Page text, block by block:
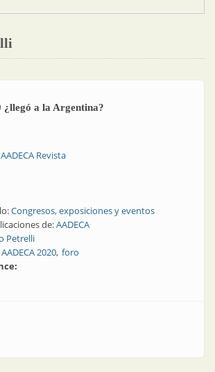
¿llegó a la Argentina?
AADECA Revista
Congresos, exposiciones y eventos
de:AADECA
Petrelli
AADECA 2020 foro
Industria 4.0 ¿llegó a la Argentina?